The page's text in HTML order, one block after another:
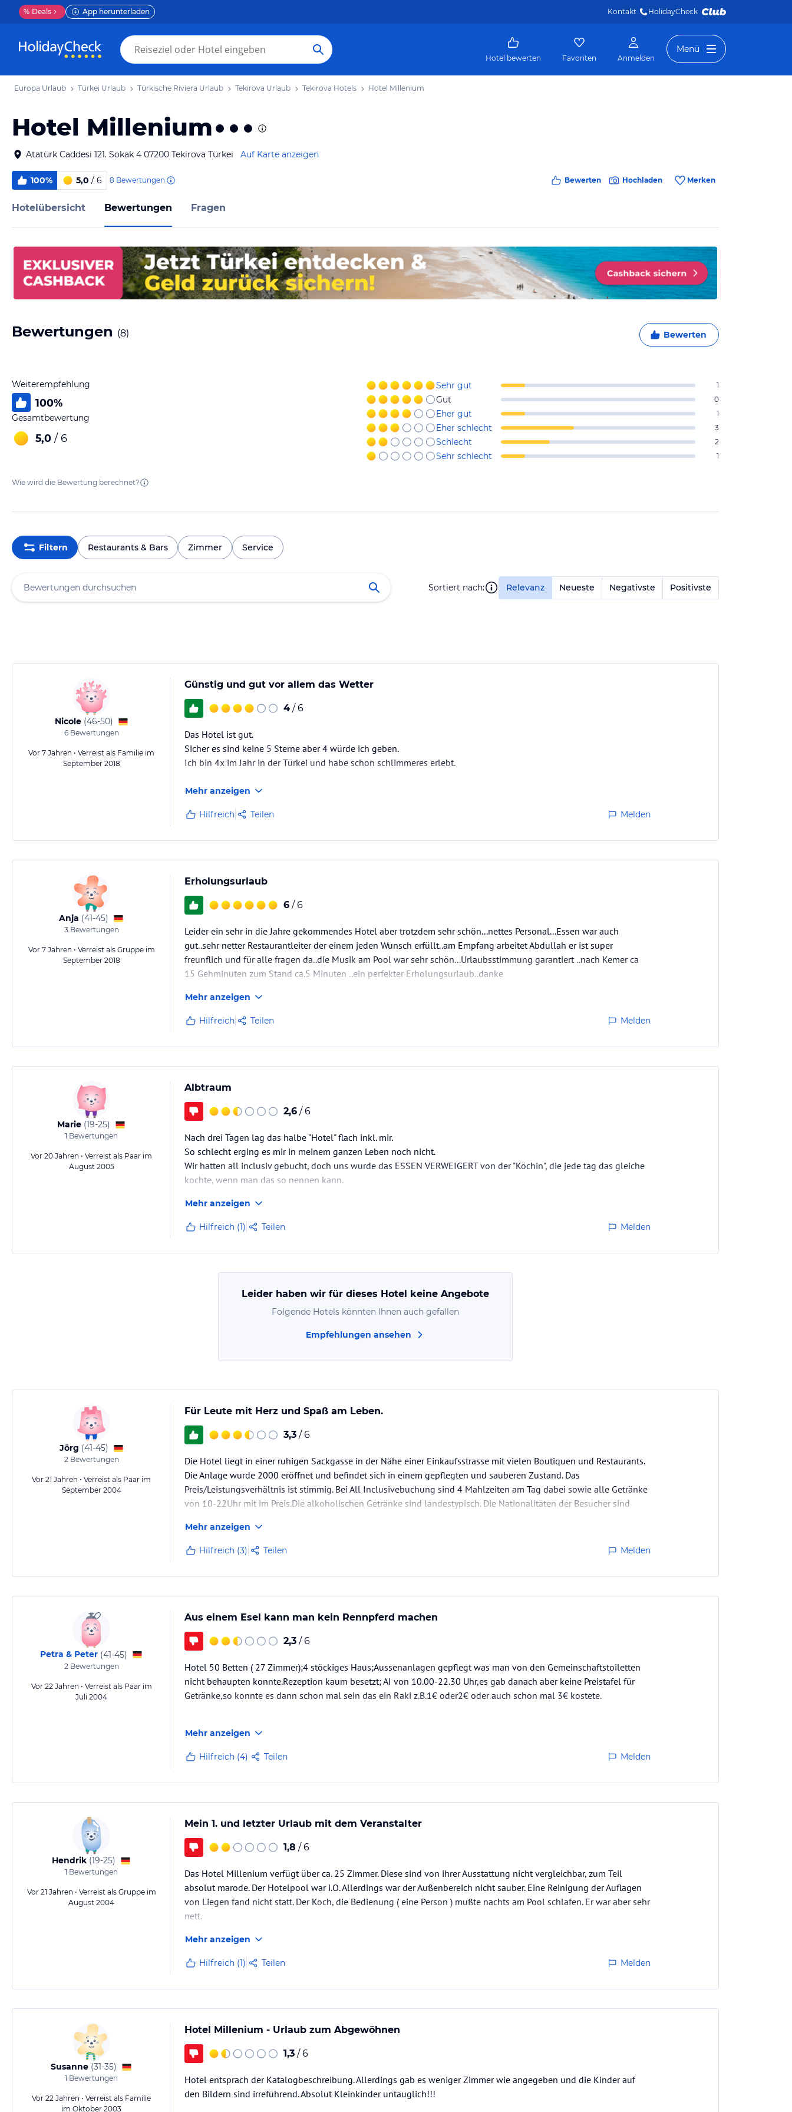
% Deals App herunterladen Kontakt HolidayCheck
Hotel bewerten Favoriten Anmelden
Menü
Europa Urlaub Türkei Urlaub Türkische Riviera Urlaub Tekirova Urlaub Tekirova Hotels Hotel Millenium
Hotel Millenium
Atatürk Caddesi 121. Sokak 4 07200 Tekirova Türkei Auf Karte anzeigen
100% 5,0 / 6 8 Bewertungen Bewerten Hochladen Merken
Hotelübersicht Bewertungen Fragen
Bewertungen (8) Bewerten
Weiterempfehlung
100%
Gesamtbewertung
5,0 / 6
Sehr gut 1
Gut 0
Eher gut 1
Eher schlecht 3
Schlecht 2
Sehr schlecht 1
Wie wird die Bewertung berechnet?
Filtern Restaurants & Bars Zimmer Service
Sortiert nach: Relevanz Neueste Negativste Positivste
Nicole (46-50)
6Bewertungen
Vor 7 Jahren • Verreist als Familie im
September 2018
Günstig und gut vor allem das Wetter
4 / 6
Das Hotel ist gut.
Sicher es sind keine 5 Sterne aber 4 würde ich geben.
Ich bin 4x im Jahr in der Türkei und habe schon schlimmeres erlebt.
Mehr anzeigen
Hilfreich Teilen Melden
Anja (41-45)
3Bewertungen
Vor 7 Jahren • Verreist als Gruppe im
September 2018
Erholungsurlaub
6 / 6
Leider ein sehr in die Jahre gekommendes Hotel aber trotzdem sehr schön...nettes Personal...Essen war auch
gut..sehr netter Restaurantleiter der einem jeden Wunsch erfüllt..am Empfang arbeitet Abdullah er ist super
freunflich und für alle fragen da..die Musik am Pool war sehr schön...Urlaubsstimmung garantiert ..nach Kemer ca
15 Gehminuten zum Stand ca.5 Minuten ..ein perfekter Erholungsurlaub..danke
Mehr anzeigen
Hilfreich Teilen Melden
Marie (19-25)
1 Bewertungen
Vor 20 Jahren • Verreist als Paar im
August 2005
Albtraum
2,6 / 6
Nach drei Tagen lag das halbe "Hotel" flach inkl. mir.
So schlecht erging es mir in meinem ganzen Leben noch nicht.
Wir hatten all inclusiv gebucht, doch uns wurde das ESSEN VERWEIGERT von der "Köchin", die jede tag das gleiche
kochte, wenn man das so nennen kann.
körperliche Beschwerden bei den Gästen aufgetreten sind.
Die Klimaanlage wurde von dem Chef pers. ausgestellt mit der Begründung Strom wäre so…
Mehr anzeigen
Hilfreich (1) Teilen Melden
Leider haben wir für dieses Hotel keine Angebote
Folgende Hotels könnten Ihnen auch gefallen
Empfehlungen ansehen
Jörg (41-45)
2Bewertungen
Vor 21 Jahren • Verreist als Paar im
September 2004
Für Leute mit Herz und Spaß am Leben.
3,3 / 6
Die Hotel liegt in einer ruhigen Sackgasse in der Nähe einer Einkaufsstrasse mit vielen Boutiquen und Restaurants.
Die Anlage wurde 2000 eröffnet und befindet sich in einem gepflegten und sauberen Zustand. Das
Preis/Leistungsverhältnis ist stimmig. Bei All Inclusivebuchung sind 4 Mahlzeiten am Tag dabei sowie alle Getränke
von 10-22Uhr mit im Preis.Die alkoholischen Getränke sind landestypisch. Die Nationalitäten der Besucher sind
Wir waren Mitte September und…
Mehr anzeigen
Hilfreich (3) Teilen Melden
Petra & Peter (41-45)
2Bewertungen
Vor 22 Jahren • Verreist als Paar im
Juli 2004
Aus einem Esel kann man kein Rennpferd machen
2,3 / 6
Hotel 50 Betten ( 27 Zimmer);4 stöckiges Haus;Aussenanlagen gepflegt was man von den Gemeinschaftstoiletten
nicht behaupten konnte.Rezeption kaum besetzt; AI von 10.00-22.30 Uhr,es gab danach aber keine Preistafel für
Getränke,so konnte es dann schon mal sein das ein Raki z.B.1€ oder2€ oder auch schon mal 3€ kostete.
Mehr anzeigen
Hilfreich (4) Teilen Melden
Hendrik (19-25)
1 Bewertungen
Vor 21 Jahren • Verreist als Gruppe im
August 2004
Mein 1. und letzter Urlaub mit dem Veranstalter
1,8 / 6
Das Hotel Millenium verfügt über ca. 25 Zimmer. Diese sind von ihrer Ausstattung nicht vergleichbar, zum Teil
absolut marode. Der Hotelpool war i.O. Allerdings war der Außenbereich nicht sauber. Eine Reinigung der Auflagen
von Liegen fand nicht statt. Der Koch, die Bedienung ( eine Person ) mußte nachts am Pool schlafen. Er war aber sehr
nett.
Mein Tip an alle bucht mindestens ein vier Sterne Hotel und überlegt gut mit welchem Reiseveranstalter. Ich war
mit G.. unterwegs.....
Mehr anzeigen
Hilfreich (1) Teilen Melden
Susanne (31-35)
1 Bewertungen
Vor 22 Jahren • Verreist als Familie
im Oktober 2003
Hotel Millenium - Urlaub zum Abgewöhnen
1,3 / 6
Hotel entsprach der Katalogbeschreibung. Allerdings gab es weniger Zimmer wie angegeben und die Kinder auf
den Bildern sind irreführend. Absolut Kleinkinder untauglich!!!